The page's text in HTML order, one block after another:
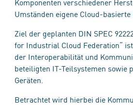
Umständen eigene Cloud-basierte
Ziel der geplanten DIN SPEC
for Industrial Cloud Federation“
der Interoperabilität und
beteiligten IT-Teilsystemen sowie
Geräten.
Betrachtet wird hierbei die